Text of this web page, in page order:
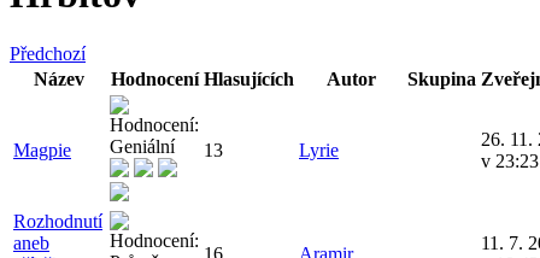
Předchozí
Název
Hodnocení Hlasujících Autor Skupina
Magpie 13 Lyrie
26. 11.
v 23:23
Rozhodnutí
aneb
16 Aramir
11. 7.